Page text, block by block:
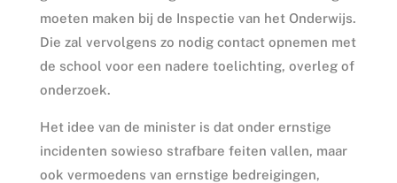
moeten maken bij de Inspectie van het Onderwijs.
Die zal vervolgens zo nodig contact opnemen met
de school voor een nadere toelichting, overleg of
onderzoek.
Het idee van de minister is dat onder ernstige
incidenten sowieso strafbare feiten vallen, maar
ook vermoedens van ernstige bedreigingen,